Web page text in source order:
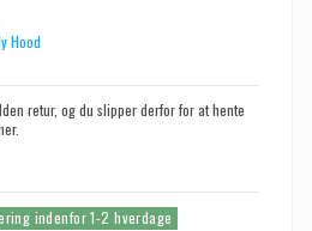
Hood
retur, og du slipper derfor for at hente
indenfor 1-2 hverdage